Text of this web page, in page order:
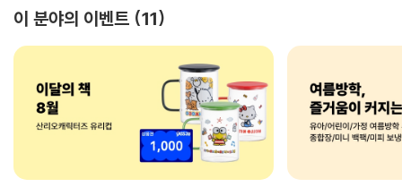
이 분야의 이벤트 11